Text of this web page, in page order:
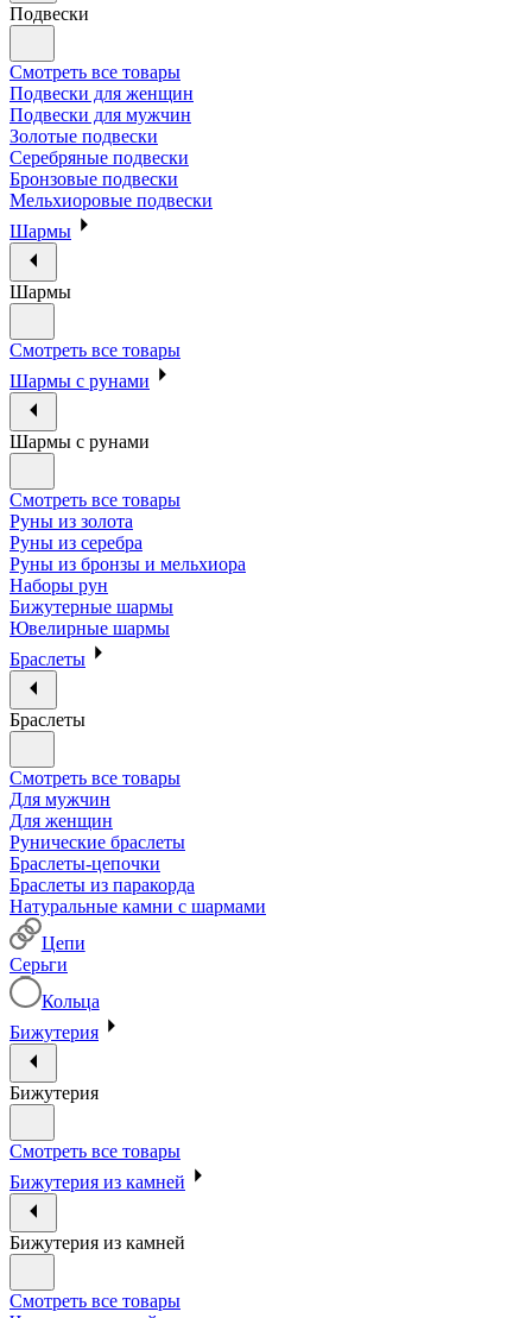
Подвески
Смотреть все товары
Подвески для женщин
Подвески для мужчин
Золотые подвески
Серебряные подвески
Бронзовые подвески
Мельхиоровые подвески
Шармы
Шармы
Смотреть все товары
Шармы с рунами
Шармы с рунами
Смотреть все товары
Руны из золота
Руны из серебра
Руны из бронзы и мельхиора
Наборы рун
Бижутерные шармы
Ювелирные шармы
Браслеты
Браслеты
Смотреть все товары
Для мужчин
Для женщин
Рунические браслеты
Браслеты-цепочки
Браслеты из паракорда
Натуральные камни с шармами
Цепи
Серьги
Кольца
Бижутерия
Бижутерия
Смотреть все товары
Бижутерия из камней
Бижутерия из камней
Смотреть все товары